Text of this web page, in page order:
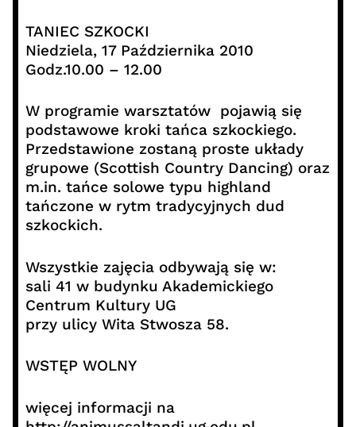
TANIEC SZKOCKI
Niedziela, 17 Października 2010
Godz.10.00 – 12.00
W programie warsztatów pojawią się
podstawowe kroki tańca szkockiego.
Przedstawione zostaną proste układy
grupowe (Scottish Country Dancing) oraz
m.in. tańce solowe typu highland
tańczone w rytm tradycyjnych dud
szkockich.
Wszystkie zajęcia odbywają się w:
sali 41 w budynku Akademickiego
Centrum Kultury UG
przy ulicy Wita Stwosza 58.
WSTĘP WOLNY
więcej informacji na